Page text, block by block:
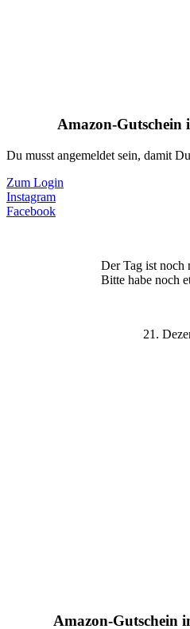
Amazon-Gutschein
Du musst angemeldet sein, damit
Zum Login
Instagram
Facebook
Der Tag ist noch
Bitte habe noch
21.
Amazon-Gutschein